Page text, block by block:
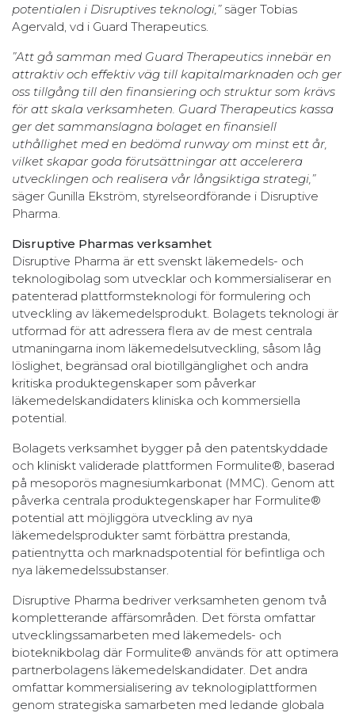
potentialen i Disruptives teknologi,”säger Tobias
Agervald, vd i Guard Therapeutics.
”Att gå samman med Guard Therapeutics innebär en
attraktiv och effektiv väg till kapitalmarknaden och ger
oss tillgång till den finansiering och struktur som krävs
för att skala verksamheten. Guard Therapeutics kassa
ger det sammanslagna bolaget en finansiell
uthållighet med en bedömd runway om minst ett år,
vilket skapar goda förutsättningar att accelerera
utvecklingen och realisera vår långsiktiga strategi,”
säger Gunilla Ekström, styrelseordförande i Disruptive
Pharma.
Disruptive Pharmas verksamhet
Disruptive Pharma är ett svenskt läkemedels- och
teknologibolag som utvecklar och kommersialiserar en
patenterad plattformsteknologi för formulering och
utveckling av läkemedelsprodukt. Bolagets teknologi är
utformad för att adressera flera av de mest centrala
utmaningarna inom läkemedelsutveckling, såsom låg
löslighet, begränsad oral biotillgänglighet och andra
kritiska produktegenskaper som påverkar
läkemedelskandidaters kliniska och kommersiella
potential.
Bolagets verksamhet bygger på den patentskyddade
och kliniskt validerade plattformen Formulite®, baserad
på mesoporös magnesiumkarbonat (MMC). Genom att
påverka centrala produktegenskaper har Formulite®
potential att möjliggöra utveckling av nya
läkemedelsprodukter samt förbättra prestanda,
patientnytta och marknadspotential för befintliga och
nya läkemedelssubstanser.
Disruptive Pharma bedriver verksamheten genom två
kompletterande affärsområden. Det första omfattar
utvecklingssamarbeten med läkemedels- och
bioteknikbolag där Formulite® används för att optimera
partnerbolagens läkemedelskandidater. Det andra
omfattar kommersialisering av teknologiplattformen
genom strategiska samarbeten med ledande globala